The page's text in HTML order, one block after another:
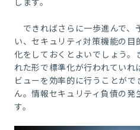
できればさらに一歩進んで、
い、セキュリティ対策機能の
化をしておくとよいでしょう
れた形で標準化が行われてい
ビューを効率的に行うことが
ん。情報セキュリティ負債の発
す。